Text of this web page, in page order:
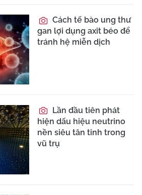
Cách tế bào ung thư
gan lợi dụng axit béo để
tránh hệ miễn dịch
Lần đầu tiên phát
hiện dấu hiệu neutrino
nền siêu tân tinh trong
vũ trụ